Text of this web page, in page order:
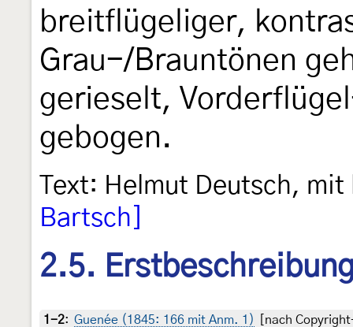
breitflügeliger,
Grau-/Brauntönen
gerieselt,
gebogen.
Text: Helmut Deutsch,
Bartsch]
2.5.
1-2: Guenée (1845: 166 mit Anm. 1) [nach